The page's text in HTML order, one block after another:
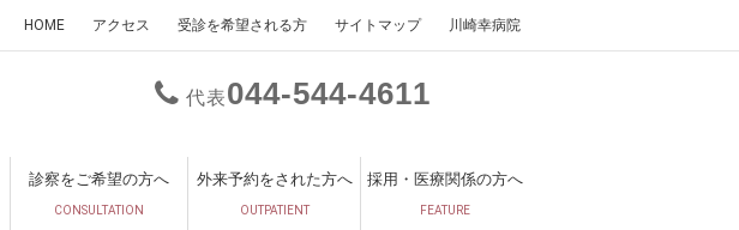
HOME アクセス 受診を希望される方 サイトマップ 川崎幸病院
代表044 544 4611
診察をご希望の方へ
CONSULTATION
外来予約をされた方へ
OUTPATIENT
採用・医療関係の方へ
FEATURE